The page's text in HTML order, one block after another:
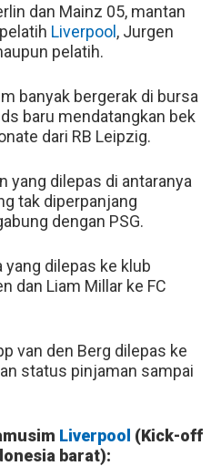
dan Mainz 05, mantan
Liverpool , Jurgen
pelatih.
banyak bergerak di bursa
baru mendatangkan bek
dari RB Leipzig.
yang dilepas di antaranya
tak diperpanjang
dengan PSG.
yang dilepas ke klub
dan Liam Millar ke FC
van den Berg dilepas ke
status pinjaman sampai
Liverpool (Kick-off
barat):